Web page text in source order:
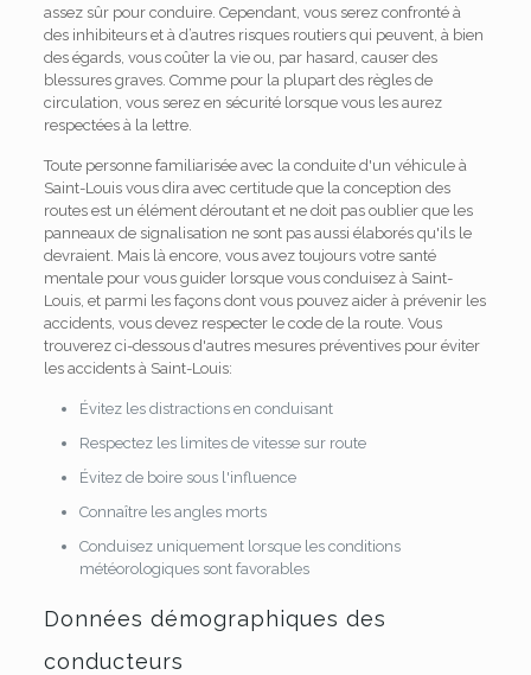
assez sûr pour conduire. Cependant, vous serez confronté à
des inhibiteurs et à d’autres risques routiers qui peuvent, à bien
des égards, vous coûter la vie ou, par hasard, causer des
blessures graves. Comme pour la plupart des règles de
circulation, vous serez en sécurité lorsque vous les aurez
respectées à la lettre.
Toute personne familiarisée avec la conduite d'un véhicule à
Saint-Louis vous dira avec certitude que la conception des
routes est un élément déroutant et ne doit pas oublier que les
panneaux de signalisation ne sont pas aussi élaborés qu'ils le
devraient. Mais là encore, vous avez toujours votre santé
mentale pour vous guider lorsque vous conduisez à Saint-
Louis, et parmi les façons dont vous pouvez aider à prévenir les
accidents, vous devez respecter le code de la route. Vous
trouverez ci-dessous d'autres mesures préventives pour éviter
les accidents à Saint-Louis:
Évitez les distractions en conduisant
Respectez les limites de vitesse sur route
Évitez de boire sous l'influence
Connaître les angles morts
Conduisez uniquement lorsque les conditions
météorologiques sont favorables
Données démographiques des
conducteurs